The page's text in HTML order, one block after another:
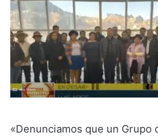
«Denunciamos que un Grupo